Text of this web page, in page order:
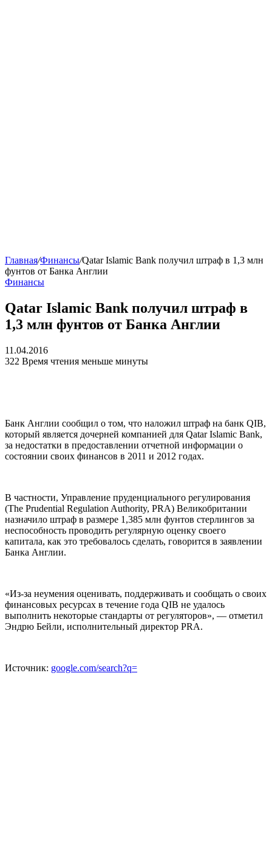
Главная/Финансы/Qatar Islamic Bank получил штраф в 1,3 млн
фунтов от Банка Англии
Финансы
Qatar Islamic Bank получил штраф в
1,3 млн фунтов от Банка Англии
11.04.2016
322 Время чтения меньше минуты
Банк Англии сообщил о том, что наложил штраф на банк QIB,
который является дочерней компанией для Qatar Islamic Bank,
за недостатки в предоставлении отчетной информации о
состоянии своих финансов в 2011 и 2012 годах.
В частности, Управление пруденциального регулирования
(The Prudential Regulation Authority, PRA) Великобритании
назначило штраф в размере 1,385 млн фунтов стерлингов за
неспособность проводить регулярную оценку своего
капитала, как это требовалось сделать, говорится в заявлении
Банка Англии.
«Из-за неумения оценивать, поддерживать и сообщать о своих
финансовых ресурсах в течение года QIB не удалось
выполнить некоторые стандарты от регуляторов», — отметил
Эндрю Бейли, исполнительный директор PRA.
Источник: google.com/search?q=